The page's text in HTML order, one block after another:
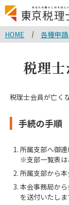
HOME 各種申
税理
税理士会員が亡く
手続の手順
所属支部へ御連
※支部一覧表は
所属支部から本
本会事務局か
を送付いたしま